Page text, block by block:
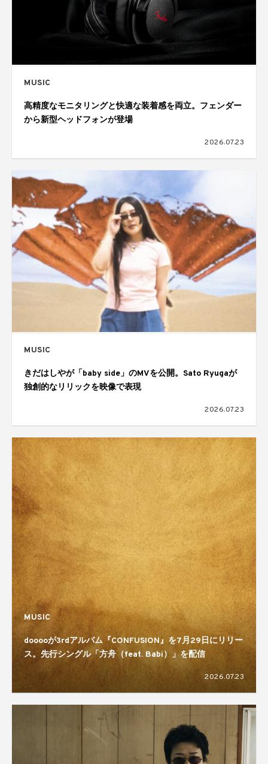
MUSIC
高精度なモニタリングと快適な装着感を両立。フェンダー
から新型ヘッドフォンが登場
2026.07.23
MUSIC
きだはしやが「baby side」のMVを公開。Sato Ryugaが
独創的なリリックを映像で表現
2026.07.23
MUSIC
dooooが3rdアルバム『CONFUSION』を7月29日にリリー
ス。先行シングル「方舟（feat. Babi）」を配信
2026.07.23